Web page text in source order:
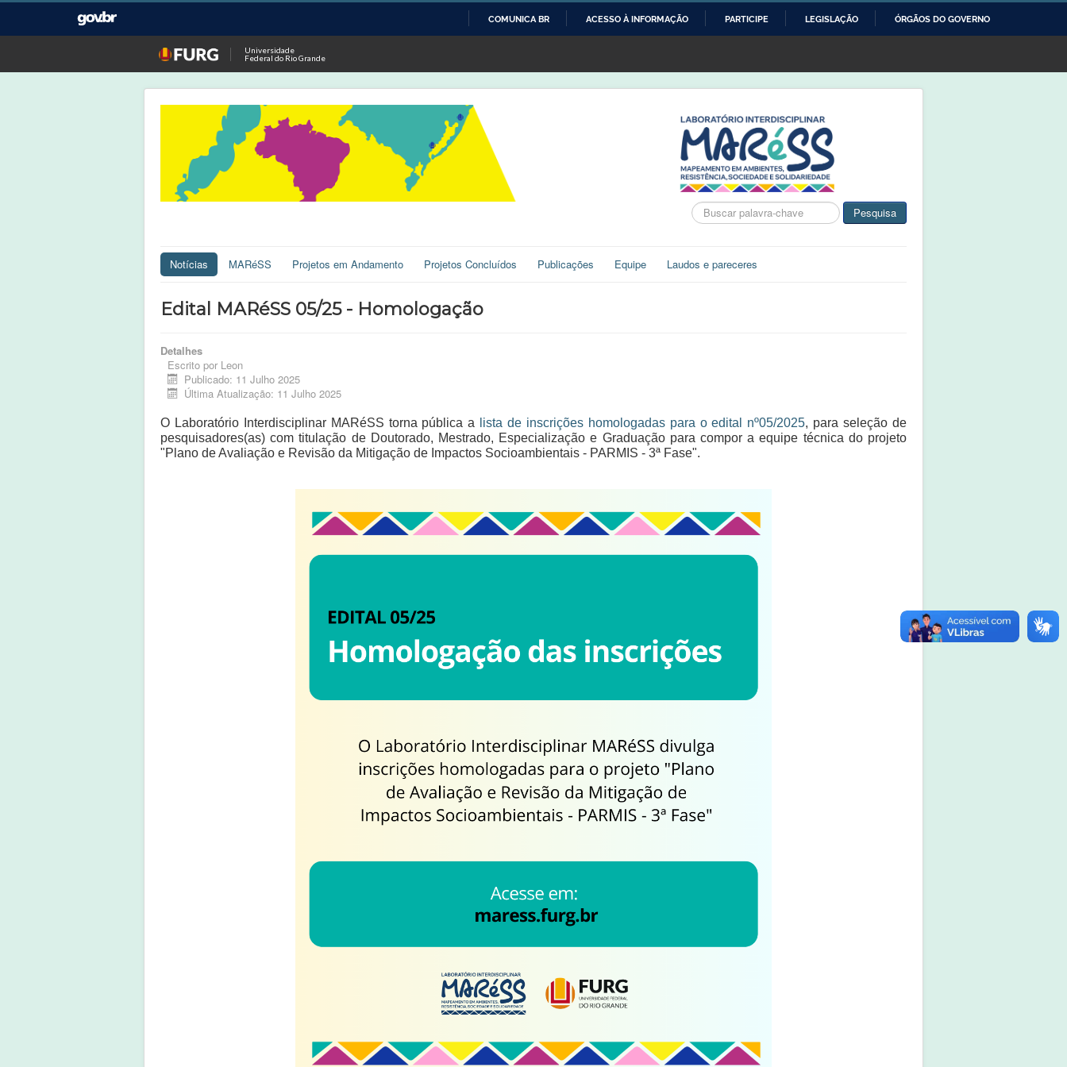
O
CONTEÚDO
COMUNICA BR ACESSO À INFORMAÇÃO PARTICIPE LEGISLAÇÃO ÓRGÃOS DO GOVERNO
Universidade
Federal do Rio Grande
Busca Pesquisa
Notícias MARéSS Projetos em Andamento Projetos Concluídos Publicações Equipe Laudos e pareceres
Edital MARéSS 05/25 - Homologação
Detalhes
Escrito por Leon
Publicado: 11 Julho 2025
Última Atualização: 11 Julho 2025
O Laboratório Interdisciplinar MARéSS torna pública a lista de inscrições homologadas para o edital nº05/2025, para seleção de
pesquisadores(as) com titulação de Doutorado, Mestrado, Especialização e Graduação para compor a equipe técnica do projeto
"Plano de Avaliação e Revisão da Mitigação de Impactos Socioambientais - PARMIS - 3ª Fase".